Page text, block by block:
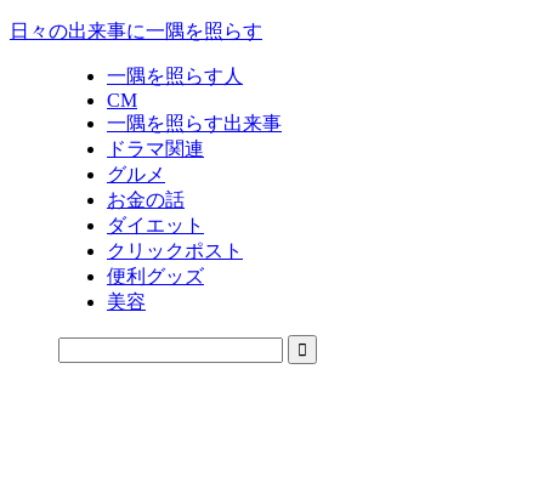
日々の出来事に一隅を照らす
一隅を照らす人
CM
一隅を照らす出来事
ドラマ関連
グルメ
お金の話
ダイエット
クリックポスト
便利グッズ
美容